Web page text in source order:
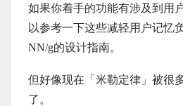
如果你着手的功能有涉及到用
以参考一下这些减轻用户记忆
NN/g的设计指南。
但好像现在「米勒定律」被很
了。